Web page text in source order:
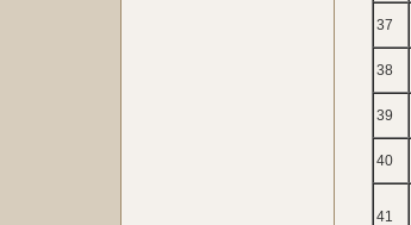
37
38
39
40
41